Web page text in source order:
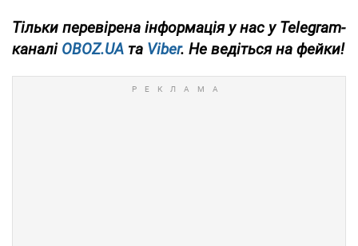
Тільки перевірена інформація у нас у Telegram-
каналі OBOZ.UA та Viber. Не ведіться на фейки!